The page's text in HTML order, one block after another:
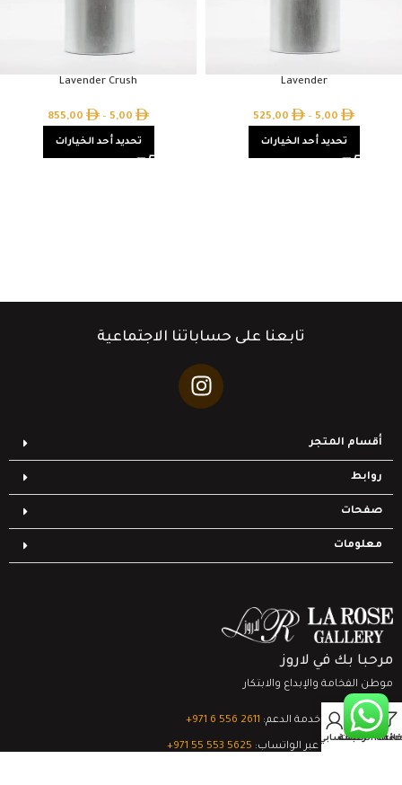
Lavender
5,00
–
525,00
تحديد أحد الخيارات
Lavender Crush
5,00
–
855,00
تحديد أحد الخيارات
تابعنا على حساباتنا الاجتماعية
أقسام المتجر
روابط
صفحات
معلومات
مرحبا بك في لاروز
موطن الفخامة والإبداع والابتكار
تواصل مع خدمة الدعم: ‎+971 6 556 2611
الدعم الفني عبر الواتساب: ‎+971 55 553 5625
قائمة الرغبات
0
السلةحسابي